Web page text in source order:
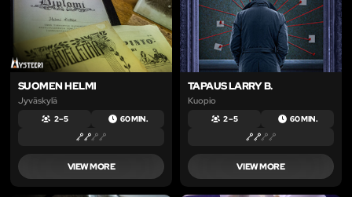
SUOMEN HELMI
Jyväskylä
2 – 5 60 MIN.
VIEW MORE
TAPAUS LARRY B.
Kuopio
2 – 5 60 MIN.
VIEW MORE